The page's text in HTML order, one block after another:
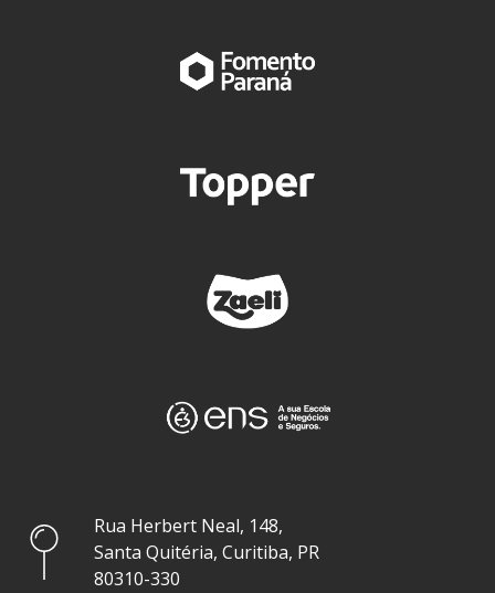
Rua Herbert Neal, 148,
Santa Quitéria, Curitiba, PR
80310-330